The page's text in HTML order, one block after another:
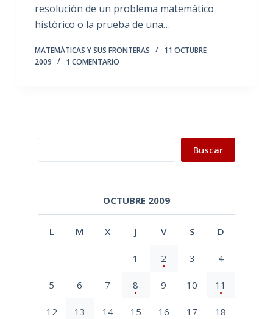
resolución de un problema matemático
histórico o la prueba de una…
MATEMÁTICAS Y SUS FRONTERAS
11 OCTUBRE
2009
1 COMENTARIO
Buscar
OCTUBRE 2009
L M X J V S D
1 2 3 4
5 6 7 8 9 10 11
12 13 14 15 16 17 18